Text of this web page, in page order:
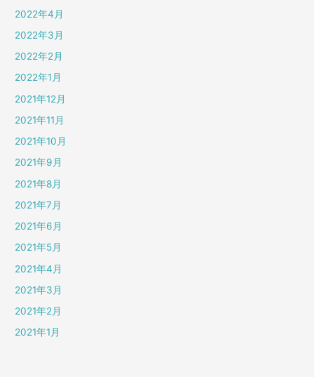
2022年4月
2022年3月
2022年2月
2022年1月
2021年12月
2021年11月
2021年10月
2021年9月
2021年8月
2021年7月
2021年6月
2021年5月
2021年4月
2021年3月
2021年2月
2021年1月